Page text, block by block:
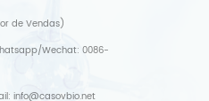
de Vendas)
Wechat:0086-
info@casovbio.net